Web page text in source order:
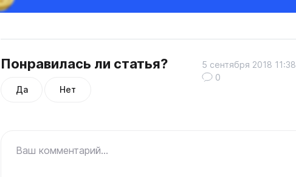
Понравилась ли статья?
Да Нет
5 сентября 2018 11:38
0
Ваш комментарий...